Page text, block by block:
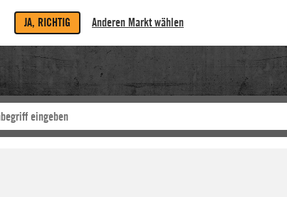
JA, RICHTIG Anderen Markt wählen